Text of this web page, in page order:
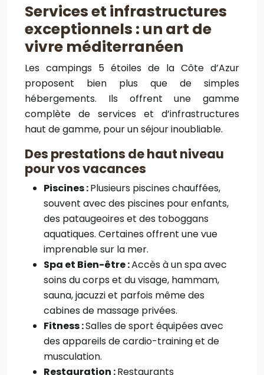
Services et infrastructures
exceptionnels : un art de
vivre méditerranéen
Les campings 5 étoiles de la Côte d’Azur
proposent bien plus que de simples
hébergements. Ils offrent une gamme
complète de services et d’infrastructures
haut de gamme, pour un séjour inoubliable.
Des prestations de haut niveau
pour vos vacances
Piscines :Plusieurs piscines chauffées,
souvent avec des piscines pour enfants,
des pataugeoires et des toboggans
aquatiques. Certaines offrent une vue
imprenable sur la mer.
Spa et Bien-être :Accès à un spa avec
soins du corps et du visage, hammam,
sauna, jacuzzi et parfois même des
cabines de massage privées.
Fitness :Salles de sport équipées avec
des appareils de cardio-training et de
musculation.
Restauration :Restaurants